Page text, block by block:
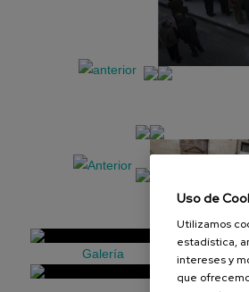
Galería
Uso de
Utilizamos
estadística,
intereses y
que